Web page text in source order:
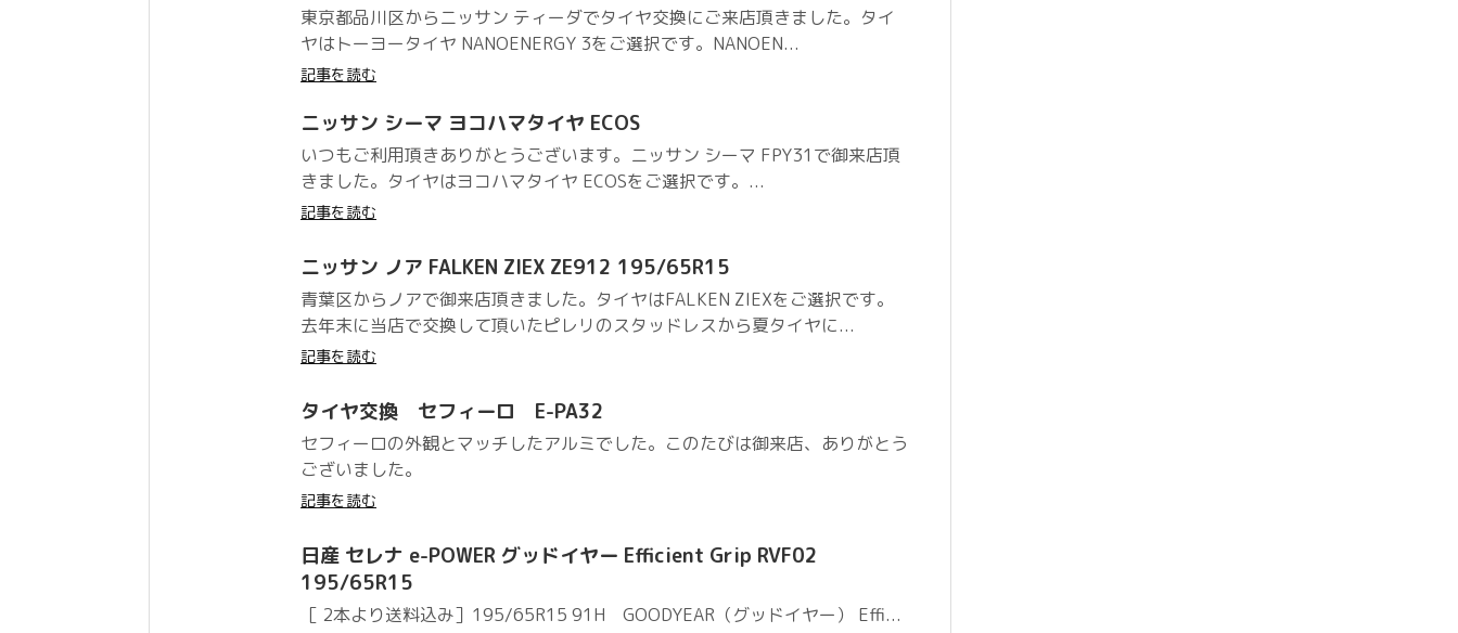
東京都品川区からニッサン ティーダでタイヤ交換にご来店頂きました。タイ
ヤはトーヨータイヤ NANOENERGY 3をご選択です。NANOEN...
記事を読む
ニッサン シーマ ヨコハマタイヤ ECOS
いつもご利用頂きありがとうございます。ニッサン シーマ FPY31で御来店頂
きました。タイヤはヨコハマタイヤ ECOSをご選択です。...
記事を読む
ニッサン ノア FALKEN ZIEX ZE912 195/65R15
青葉区からノアで御来店頂きました。タイヤはFALKEN ZIEXをご選択です。
去年末に当店で交換して頂いたピレリのスタッドレスから夏タイヤに...
記事を読む
タイヤ交換 セフィーロ E-PA32
セフィーロの外観とマッチしたアルミでした。このたびは御来店、ありがとう
ございました。
記事を読む
日産 セレナ e-POWER グッドイヤー Efficient Grip RVF02
195/65R15
［ 2本より送料込み］195/65R15 91H GOODYEAR（グッドイヤー） Effi...